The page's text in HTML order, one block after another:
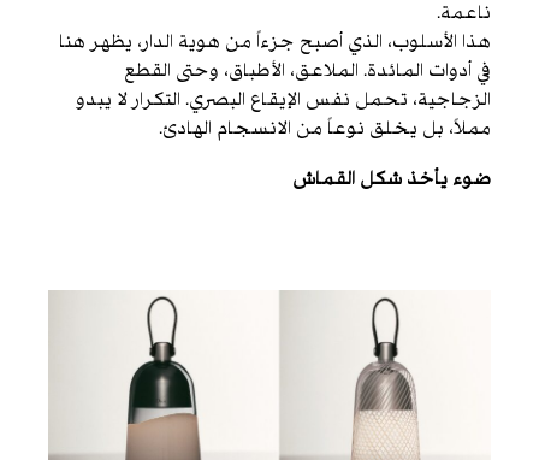
ناعمة.
هذا الأسلوب، الذي أصبح جزءاً من هوية الدار، يظهر هنا
في أدوات المائدة. الملاعق، الأطباق، وحتى القطع
الزجاجية، تحمل نفس الإيقاع البصري. التكرار لا يبدو
مملاً، بل يخلق نوعاً من الانسجام الهادئ.
ضوء يأخذ شكل القماش